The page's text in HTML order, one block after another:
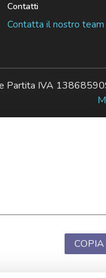
Contatti
Contatta il nostro
Partita IVA